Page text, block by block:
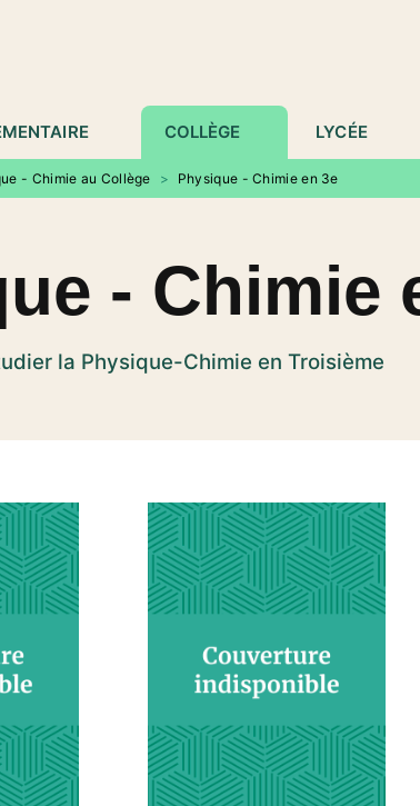
COLLÈGE LYCÉE
- Chimie au Collège > Physique - Chimie en 3e
- Chimie
la Physique-Chimie en Troisième